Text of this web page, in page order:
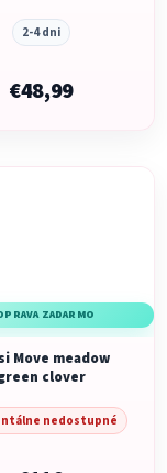
2-4 dni
€48,99
ZADARMO
Move meadow
clover
nedostupné